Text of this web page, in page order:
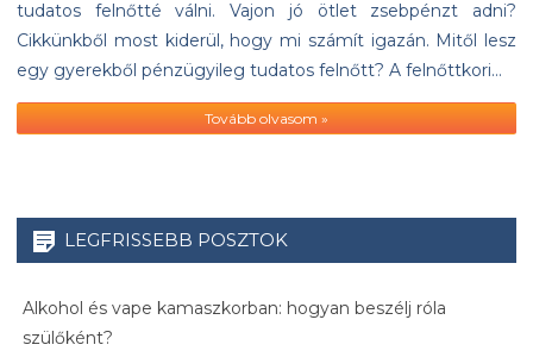
tudatos felnőtté válni. Vajon jó ötlet zsebpénzt adni?
Cikkünkből most kiderül, hogy mi számít igazán. Mitől lesz
egy gyerekből pénzügyileg tudatos felnőtt? A felnőttkori…
Tovább olvasom »
LEGFRISSEBB POSZTOK
Alkohol és vape kamaszkorban: hogyan beszélj róla
szülőként?